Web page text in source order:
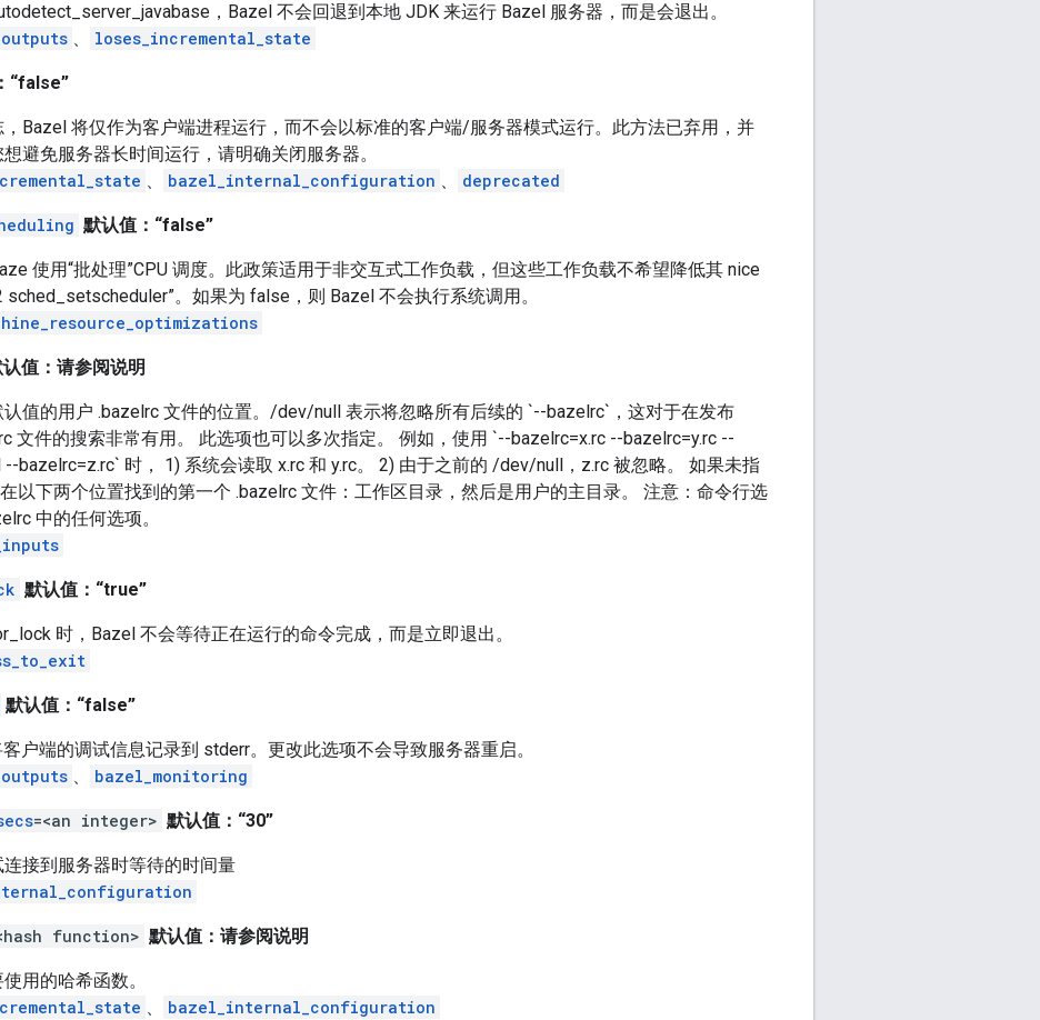
，Bazel 不会回退到本地 JDK 来运行 Bazel 服务器，而是会退出。
、 loses_incremental_state
“false”
Bazel 将仅作为客户端进程运行，而不会以标准的客户端/服务器模式运行。此方法已弃用，并
避免服务器长时间运行，请明确关闭服务器。
、 bazel_internal_configuration 、 deprecated
默认值：“false”
使用“批处理”CPU 调度。此政策适用于非交互式工作负载，但这些工作负载不希望降低其 nice
sched_setscheduler”。如果为 false，则 Bazel 不会执行系统调用。
值：请参阅说明
值的用户 .bazelrc 文件的位置。/dev/null 表示将忽略所有后续的 `--bazelrc`，这对于在发布
文件的搜索非常有用。 此选项也可以多次指定。 例如，使用 `--bazelrc=x.rc --bazelrc=y.rc --
bazelrc=z.rc` 时， 1) 系统会读取 x.rc 和 y.rc。 2) 由于之前的 /dev/null，z.rc 被忽略。 如果未指
以下两个位置找到的第一个 .bazelrc 文件：工作区目录，然后是用户的主目录。 注意：命令行选
中的任何选项。
默认值：“true”
时，Bazel 不会等待正在运行的命令完成，而是立即退出。
默认值：“false”
户端的调试信息记录到 stderr。更改此选项不会导致服务器重启。
、 bazel_monitoring
=<an integer> 默认值：“30”
接到服务器时等待的时间量
function> 默认值：请参阅说明
用的哈希函数。
、 bazel_internal_configuration